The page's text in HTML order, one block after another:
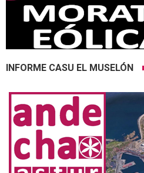
INFORME CASU EL MUSELÓN